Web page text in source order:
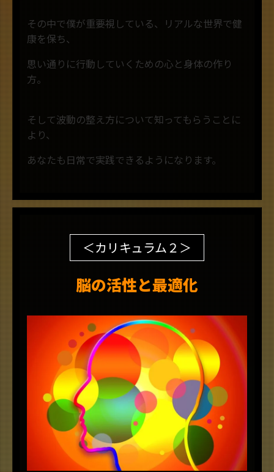
その中で僕が重要視している、リアルな世界で健
康を保ち、
思い通りに行動していくための心と身体の作り
方。
そして波動の整え方について知ってもらうことに
より、
あなたも日常で実践できるようになります。
＜カリキュラム２＞
脳の活性と最適化